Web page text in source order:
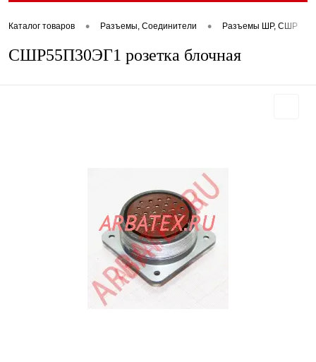
Каталог товаров • Разъемы, Соединители • Разъемы ШР, СШР
СШР55П30ЭГ1 розетка блочная